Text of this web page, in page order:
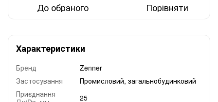
До обраного Порівняти
Характеристики
Бренд
Zenner
Застосування
Промисловий, загальнобудинковий
Приєднання
25